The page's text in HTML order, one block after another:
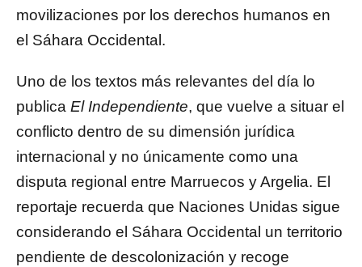
movilizaciones por los derechos humanos en
el Sáhara Occidental.
Uno de los textos más relevantes del día lo
publica El Independiente, que vuelve a situar el
conflicto dentro de su dimensión jurídica
internacional y no únicamente como una
disputa regional entre Marruecos y Argelia. El
reportaje recuerda que Naciones Unidas sigue
considerando el Sáhara Occidental un territorio
pendiente de descolonización y recoge